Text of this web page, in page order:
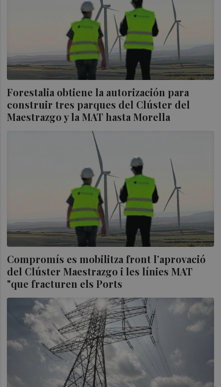
Forestalia obtiene la autorización para
construir tres parques del Clúster del
Maestrazgo y la MAT hasta Morella
Compromís es mobilitza front l’aprovació
del Clúster Maestrazgo i les línies MAT
"que fracturen els Ports